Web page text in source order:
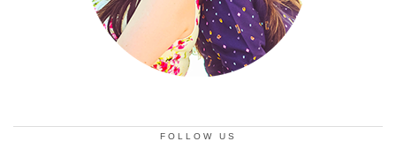
FOLLOW US